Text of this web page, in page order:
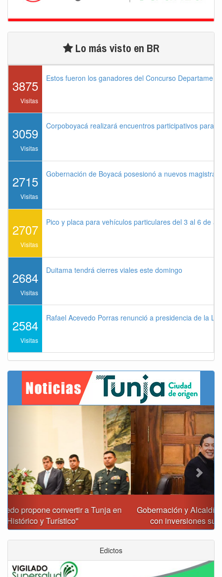
Lo más visto en BR
3875
Visitas
Estos fueron los ganadores del Concurso
3059
Visitas
Corpoboyacá realizará encuentros participativos para
2715
Visitas
Gobernación de Boyacá posesionó a nuevos
2707
Visitas
Pico y placa para vehículos particulares del 3 al 6 de
2684
Visitas
Duitama tendrá cierres viales este domingo
2584
Visitas
Rafael Acevedo Porras renunció a presidencia de la
Gobernación y Alcaldía de Tunja revisan 120 proyectos
con inversiones superiores a $385.000 millones
Next
Edictos